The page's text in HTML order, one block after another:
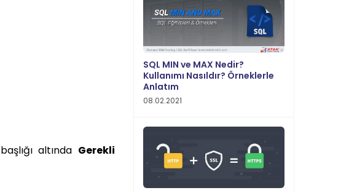
başlığı altında Gerekli
SQL MIN ve MAX Nedir?
Kullanımı Nasıldır? Örneklerle
Anlatım
08.02.2021